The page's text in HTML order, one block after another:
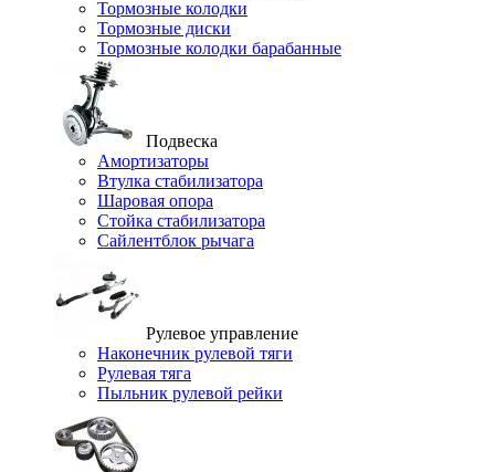
Тормозные колодки
Тормозные диски
Тормозные колодки барабанные
Подвеска
Амортизаторы
Втулка стабилизатора
Шаровая опора
Стойка стабилизатора
Сайлентблок рычага
Рулевое управление
Наконечник рулевой тяги
Рулевая тяга
Пыльник рулевой рейки